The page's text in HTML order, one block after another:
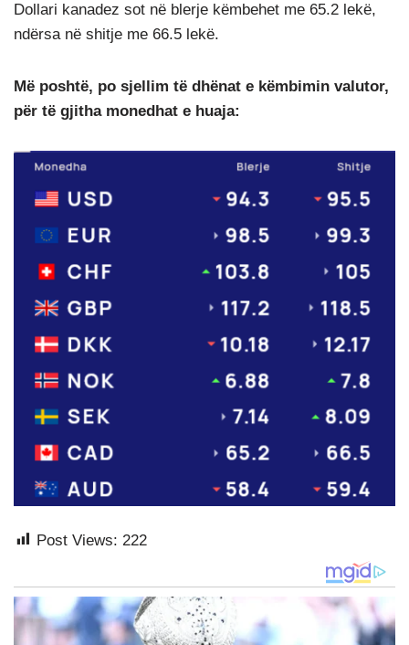
Dollari kanadez sot në blerje këmbehet me 65.2 lekë,
ndërsa në shitje me 66.5 lekë.
Më poshtë, po sjellim të dhënat e këmbimin valutor,
për të gjitha monedhat e huaja:
Post Views: 222